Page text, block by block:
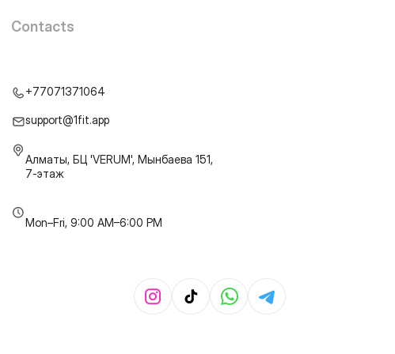
Contacts
+77071371064
support@1fit.app
Алматы, БЦ 'VERUM', Мынбаева 151,
7-этаж
Mon–Fri, 9:00 AM–6:00 PM